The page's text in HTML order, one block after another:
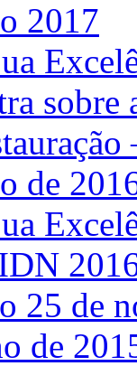
2017
sobre
de
25 de
de